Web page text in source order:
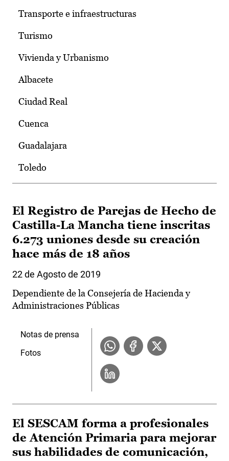
Transporte e infraestructuras
Turismo
Vivienda y Urbanismo
Albacete
Ciudad Real
Cuenca
Guadalajara
Toledo
El Registro de Parejas de Hecho de
Castilla-La Mancha tiene inscritas
6.273 uniones desde su creación
hace más de 18 años
22 de Agosto de 2019
Dependiente de la Consejería de Hacienda y
Administraciones Públicas
Notas de prensa
Fotos
El SESCAM forma a profesionales
de Atención Primaria para mejorar
sus habilidades de comunicación,